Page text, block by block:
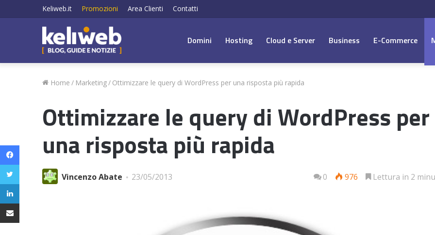
Keliweb.it Promozioni Area Clienti Contatti
Domini Hosting Cloud e Server Business E-Commerce
Home / Marketing/ Ottimizzare le query di WordPress per una risposta più rapida
Ottimizzare le query di WordPress per
una risposta più rapida
Vincenzo Abate 23/05/2013 0 976 Lettura in 2
Facebook
Twitter
LinkedIn
Condividi via email